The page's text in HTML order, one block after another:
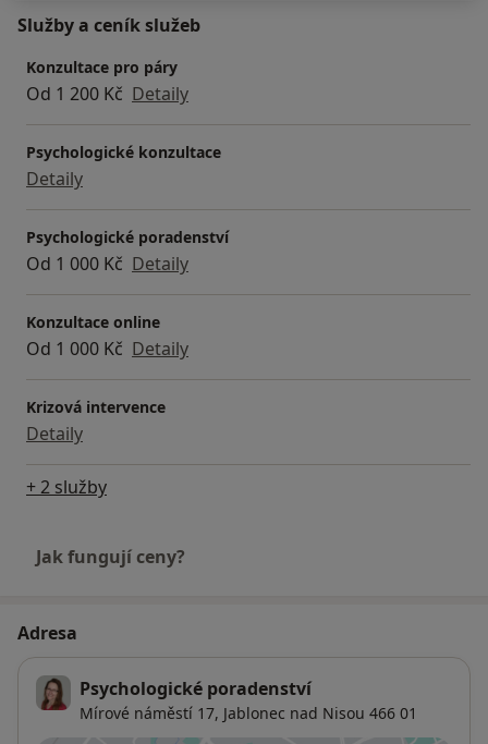
Služby a ceník služeb
Konzultace pro páry
Od 1 200 Kč Detaily
Psychologické konzultace
Detaily
Psychologické poradenství
Od 1 000 Kč Detaily
Konzultace online
Od 1 000 Kč Detaily
Krizová intervence
Detaily
+ 2 služby
Jak fungují ceny?
Adresa
Psychologické poradenství
Mírové náměstí 17, Jablonec nad Nisou 466 01